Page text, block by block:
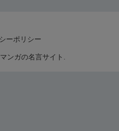
ーポリシー
ンガの名言サイト.